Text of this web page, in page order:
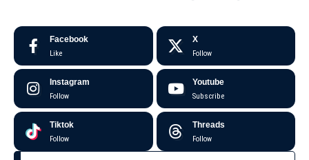
Facebook
Like
X
Follow
Instagram
Follow
Youtube
Subscribe
Tiktok
Follow
Threads
Follow